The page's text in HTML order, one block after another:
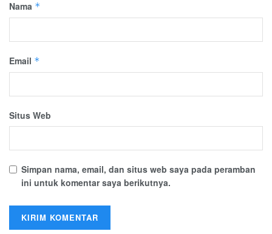
Nama *
Email *
Situs Web
Simpan nama, email, dan situs web saya pada peramban
ini untuk komentar saya berikutnya.